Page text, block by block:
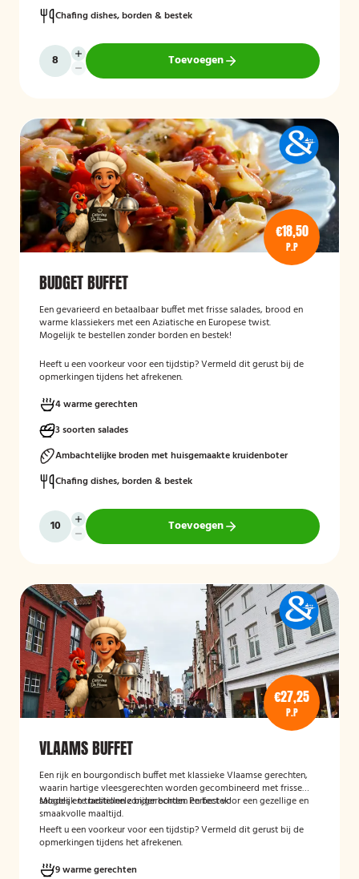
Chafing dishes, borden & bestek
Toevoegen
€18,50
P.P
BUDGET BUFFET
Een gevarieerd en betaalbaar buffet met frisse salades, brood en
warme klassiekers met een Aziatische en Europese twist.
Mogelijk te bestellen zonder borden en bestek!
Heeft u een voorkeur voor een tijdstip? Vermeld dit gerust bij de
opmerkingen tijdens het afrekenen.
4 warme gerechten
3 soorten salades
Ambachtelijke broden met huisgemaakte kruidenboter
Chafing dishes, borden & bestek
Toevoegen
€27,25
P.P
VLAAMS BUFFET
Een rijk en bourgondisch buffet met klassieke Vlaamse gerechten,
waarin hartige vleesgerechten worden gecombineerd met frisse
salades en traditionele bijgerechten. Perfect voor een gezellige en
smaakvolle maaltijd.
Mogelijk te bestellen zonder borden en bestek!
Heeft u een voorkeur voor een tijdstip? Vermeld dit gerust bij de
opmerkingen tijdens het afrekenen.
9 warme gerechten